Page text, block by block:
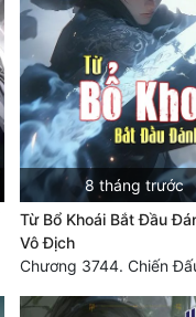
8 tháng trước
Từ Bổ Khoái Bắt Đầu
Vô Địch